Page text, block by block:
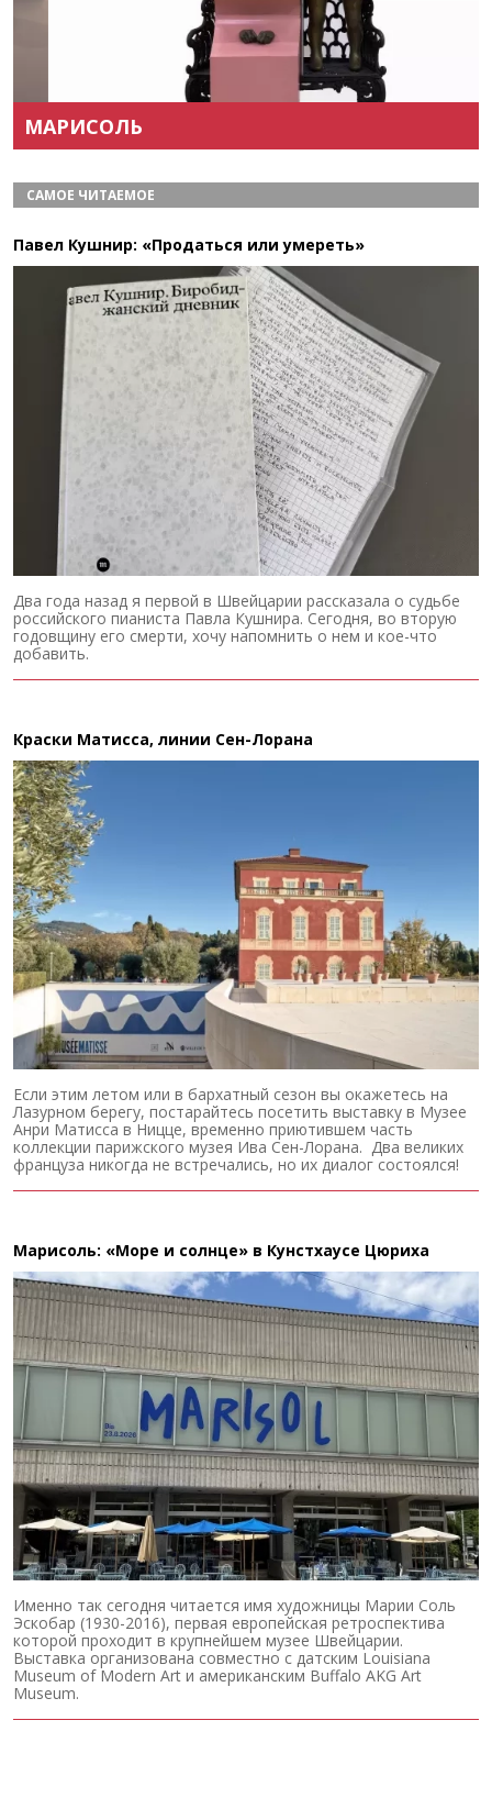
МАРИСОЛЬ
САМОЕ ЧИТАЕМОЕ
Павел Кушнир: «Продаться или умереть»
Два года назад я первой в Швейцарии рассказала о судьбе
российского пианиста Павла Кушнира. Сегодня, во вторую
годовщину его смерти, хочу напомнить о нем и кое-что
добавить.
Краски Матисса, линии Сен-Лорана
Если этим летом или в бархатный сезон вы окажетесь на
Лазурном берегу, постарайтесь посетить выставку в Музее
Анри Матисса в Ницце, временно приютившем часть
коллекции парижского музея Ива Сен-Лорана. Два великих
француза никогда не встречались, но их диалог состоялся!
Марисоль: «Море и солнце» в Кунстхаусе Цюриха
Именно так сегодня читается имя художницы Марии Соль
Эскобар (1930-2016), первая европейская ретроспектива
которой проходит в крупнейшем музее Швейцарии.
Выставка организована совместно с датским Louisiana
Museum of Modern Art и американским Buffalo AKG Art
Museum.